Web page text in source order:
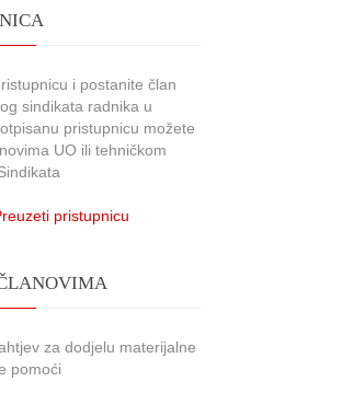
i postanite član
sindikata radnika u
pristupnicu možete
UO ili tehničkom
pristupnicu
za dodjelu materijalne
pomoći